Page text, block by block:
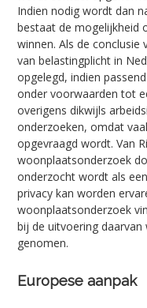
Indien nodig wordt dan
bestaat de mogelijkheid
winnen. Als de conclusie
van belastingplicht in
opgelegd, indien
onder voorwaarden tot
overigens dikwijls
onderzoeken, omdat
opgevraagd wordt. Van
woonplaatsonderzoek
onderzocht wordt als
privacy kan worden
woonplaatsonderzoek
bij de uitvoering
genomen.
Europese aanpak